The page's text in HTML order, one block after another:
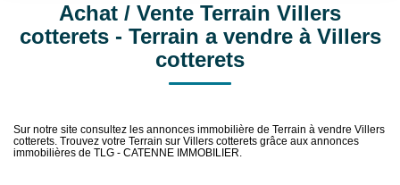
GESTION
Qui Sommes Nous
Sélectionnez...
Type de bien
Surface min
Achat / Vente Terrain Villers
cotterets - Terrain a vendre à Villers
cotterets
Sur notre site consultez les annonces immobilière de Terrain à vendre Villers
cotterets. Trouvez votre Terrain sur Villers cotterets grâce aux annonces
immobilières de TLG - CATENNE IMMOBILIER.